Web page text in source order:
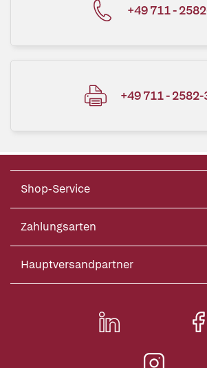
+49 711 -
+49 711 -
Shop-Service
Zahlungsarten
Hauptversandpartner